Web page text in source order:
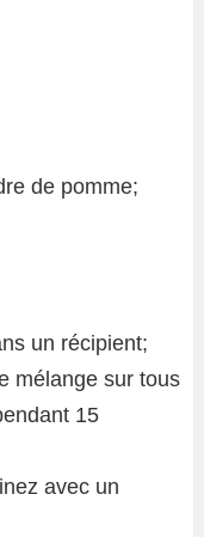
de pomme;
un récipient;
mélange sur tous
15
avec un